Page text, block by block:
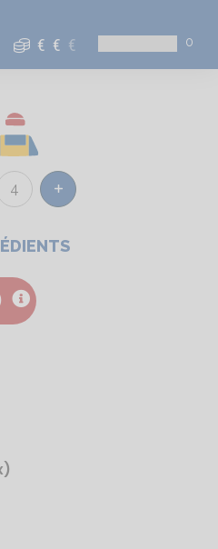
€ € € 0
4 Augmenter